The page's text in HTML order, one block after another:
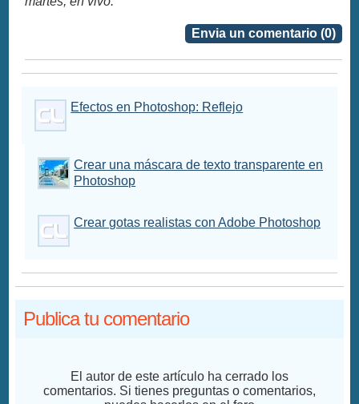
Envia un comentario (0)
Efectos en Photoshop: Reflejo
Crear una máscara de texto transparente en
Photoshop
Crear gotas realistas con Adobe Photoshop
Publica tu comentario
El autor de este artículo ha cerrado los
comentarios. Si tienes preguntas o comentarios,